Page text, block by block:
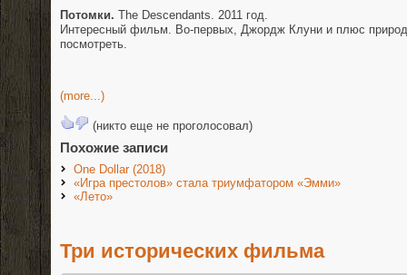
Потомки. The Descendants. 2011 год.
Интересный фильм. Во-первых, Джордж Клуни и плюс
посмотреть.
(more...)
(никто еще не проголосовал)
Похожие записи
One Dollar (2018)
«Игра престолов» стала триумфатором «Эмми»
«Лето»
Три исторических фильма